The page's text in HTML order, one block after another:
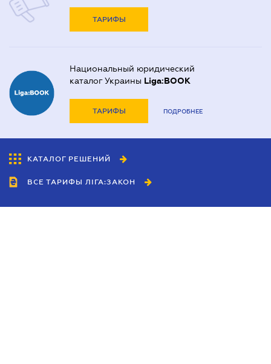
ТАРИФЫ
Национальный юридический
каталог Украины Liga:BOOK
ТАРИФЫ ПОДРОБНЕЕ
КАТАЛОГ РЕШЕНИЙ
ВСЕ ТАРИФЫ ЛІГА:ЗАКОН